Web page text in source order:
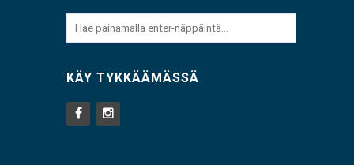
KÄY TYKKÄÄMÄSSÄ